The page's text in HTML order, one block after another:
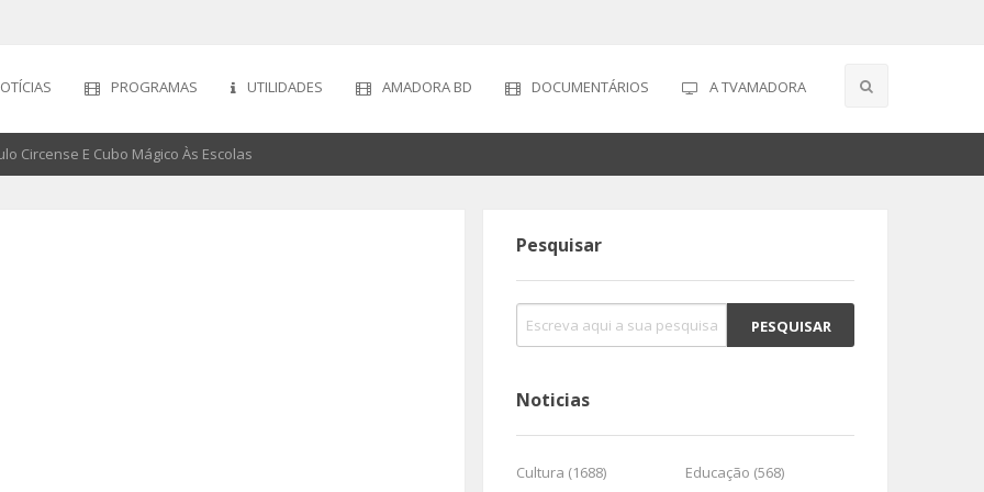
PROGRAMAS UTILIDADES AMADORA BD DOCUMENTÁRIOS A TVAMADORA
Circense E Cubo Mágico Às Escolas
Pesquisar
Noticias
Cultura (1688)
Educação (568)